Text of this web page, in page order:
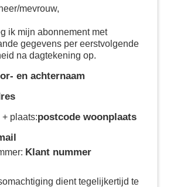
mevrouw,
ik mijn abonnement met
gegevens per eerstvolgende
na dagtekening op.
en achternaam
+ plaats:postcode woonplaats
Klant nummer
dient tegelijkertijd te